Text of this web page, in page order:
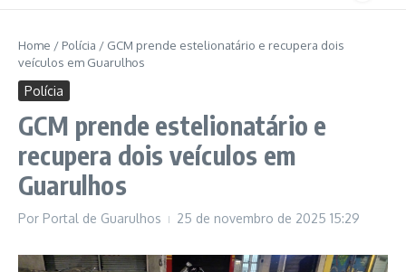
Home / Polícia / GCM prende estelionatário e recupera dois
veículos em Guarulhos
Polícia
GCM prende estelionatário e
recupera dois veículos em
Guarulhos
Por Portal de Guarulhos 25 de novembro de 2025 15:29